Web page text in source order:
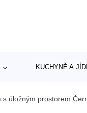
KUCHYNĚ A
s úložným prostorem